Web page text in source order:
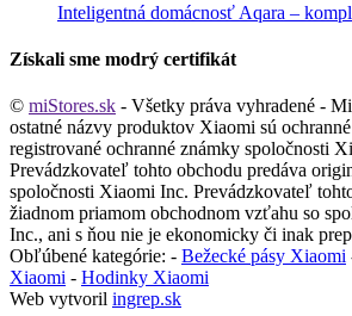
Inteligentná domácnosť Aqara –
Získali sme modrý certifikát
© miStores.sk - Všetky práva vyhradené -
ostatné názvy produktov Xiaomi sú
registrované ochranné známky spoločnosti
Prevádzkovateľ tohto obchodu predáva
spoločnosti Xiaomi Inc. Prevádzkovateľ
žiadnom priamom obchodnom vzťahu so
Inc., ani s ňou nie je ekonomicky či inak
Obľúbené kategórie: - Bežecké pásy Xiaomi
Xiaomi - Hodinky Xiaomi
Web vytvoril ingrep.sk